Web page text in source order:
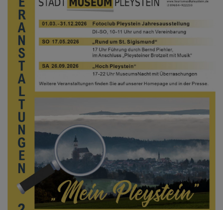
Diese Website nutzt Matomo Analytics für die Auswertung der
Seitenaufrufe als Statistik. Die hierdurch gespeicherten Daten werden
ausschließlich auf unseren eigenen Servern gespeichert. Eine
Übertragung an Dritte erfolgt nicht. Wir verwenden die Funktion
AnonymizeIP zur Anonymisierung Ihrer IP-Adresse, so dass diese gekürzt
wird und nicht mehr Ihrem Besuch auf unserer Internetseite zugeordnet
werden kann.
YouTube / Vimeo
Videos werden über die Plattformen YouTube oder Vimeo eingebunden.
Wir nutzen YouTube im erweiterten Datenschutzmodus. Dieser Modus
bewirkt laut YouTube, dass YouTube keine Informationen über die
Besucher auf dieser Website speichert, bevor diese sich das Video
ansehen.
Eingebundene Inhalte
Optional sind externe Inhalte auf den Seiten dieser Website
eingebunden. Das können Kartendienste wie z.B. Google Maps sein
oder auch Anwendungen einer externen Website.